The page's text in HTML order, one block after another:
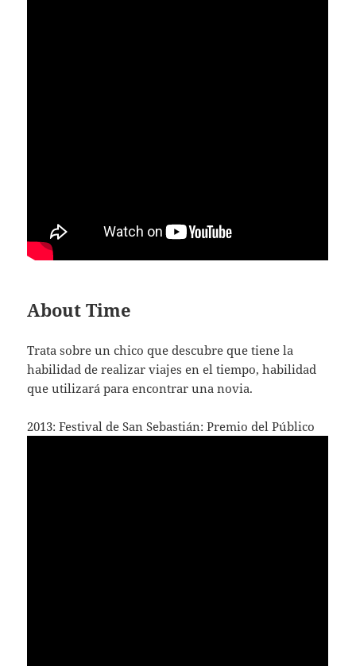
About Time
Trata sobre un chico que descubre que tiene la
habilidad de realizar viajes en el tiempo, habilidad
que utilizará para encontrar una novia.
2013: Festival de San Sebastián: Premio del Público